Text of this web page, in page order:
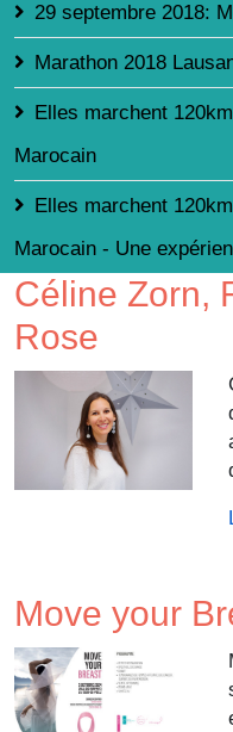
29 septembre 2018:
Marathon 2018
Elles marchent
Marocain
Elles marchent
Marocain - Une
Céline Zorn,
Rose
Move your